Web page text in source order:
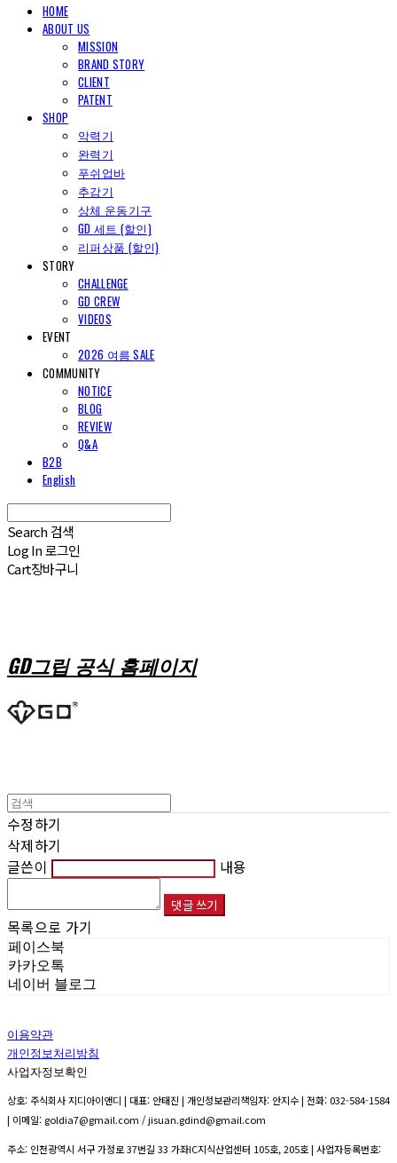
HOME
ABOUT US
MISSION
BRAND STORY
CLIENT
PATENT
SHOP
악력기
완력기
푸쉬업바
추감기
상체 운동기구
GD 세트 (할인)
리퍼상품 (할인)
STORY
CHALLENGE
GD CREW
VIDEOS
EVENT
2026 여름 SALE
COMMUNITY
NOTICE
BLOG
REVIEW
Q&A
B2B
English
Search 검색
Log In로그인
Cart장바구니
GD그립 공식 홈페이지
수정하기
삭제하기
글쓴이
내용
댓글 쓰기
목록으로 가기
페이스북
카카오톡
네이버 블로그
이용약관
개인정보처리방침
사업자정보확인
상호: 주식회사 지디아이앤디 | 대표: 안태진 | 개인정보관리책임자: 안지수 | 전화: 032-584-1584
| 이메일: goldia7@gmail.com / jisuan.gdind@gmail.com
주소: 인천광역시 서구 가정로 37번길 33 가좌IC지식산업센터 105호, 205호 | 사업자등록번호: